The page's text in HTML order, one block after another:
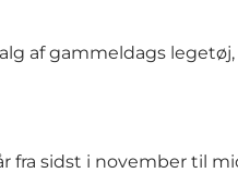
af gammeldags
fra sidst i november til